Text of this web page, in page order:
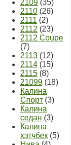
2109 (35)
2110 (26)
2111 (2)
2112 (23)
2112 Coupe
(7)
2113 (12)
2114 (15)
2115 (8)
21099 (18)
Калина
Спорт (3)
Калина
седан (3)
Калина
хэтчбек (5)